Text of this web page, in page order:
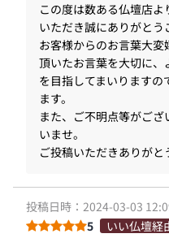
この度は数ある仏壇店
いただき誠にありがとう
お客様からのお言葉大変
頂いたお言葉を大切に
を目指してまいります
ます。
また、ご不明点等がご
いませ。
ご投稿いただきありがと
投稿日時：2024-03-03
5
いい仏壇経